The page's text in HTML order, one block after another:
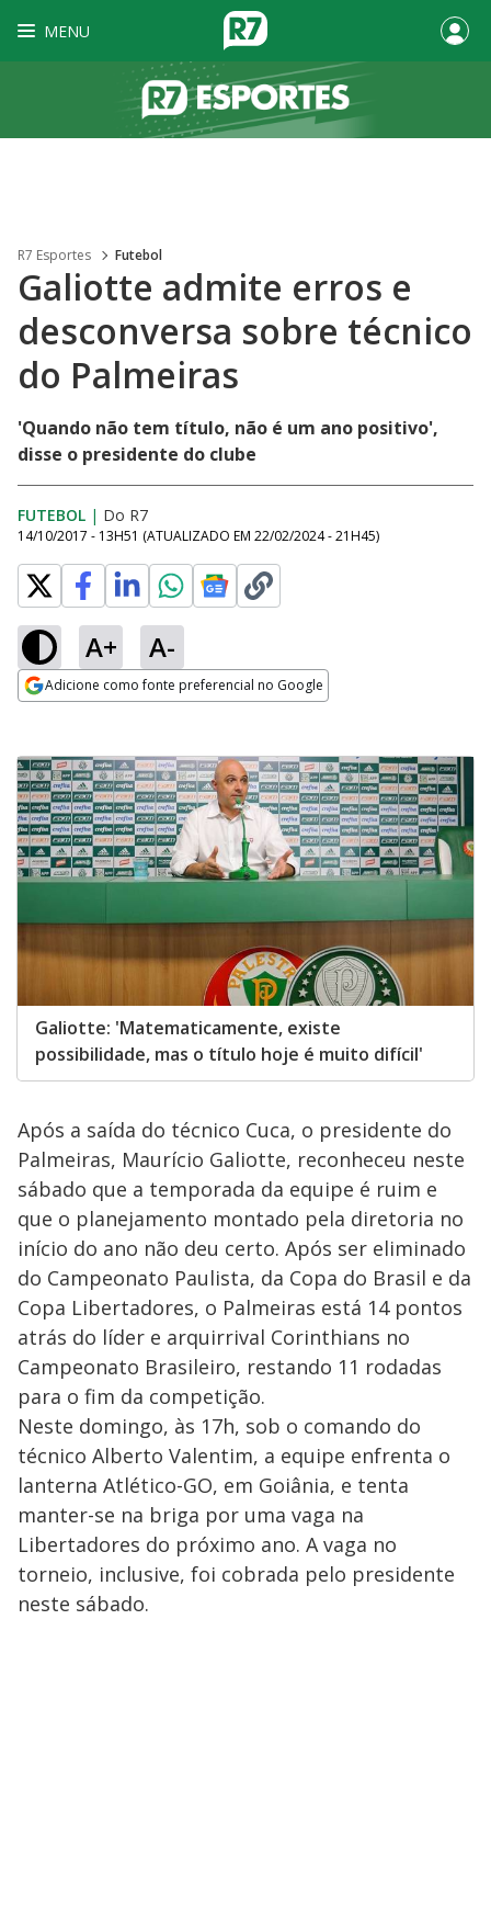
MENU
R7 Esportes Futebol
Galiotte admite erros e
desconversa sobre técnico
do Palmeiras
'Quando não tem título, não é um ano positivo',
disse o presidente do clube
FUTEBOL | Do R7
14/10/2017 - 13H51 (ATUALIZADO EM 22/02/2024 - 21H45)
A+ A-
Adicione como fonte preferencial no Google
Galiotte: 'Matematicamente, existe
possibilidade, mas o título hoje é muito difícil'
Após a saída do técnico Cuca, o presidente do
Palmeiras, Maurício Galiotte, reconheceu neste
sábado que a temporada da equipe é ruim e
que o planejamento montado pela diretoria no
início do ano não deu certo. Após ser eliminado
do Campeonato Paulista, da Copa do Brasil e da
Copa Libertadores, o Palmeiras está 14 pontos
atrás do líder e arquirrival Corinthians no
Campeonato Brasileiro, restando 11 rodadas
para o fim da competição.
Neste domingo, às 17h, sob o comando do
técnico Alberto Valentim, a equipe enfrenta o
lanterna Atlético-GO, em Goiânia, e tenta
manter-se na briga por uma vaga na
Libertadores do próximo ano. A vaga no
torneio, inclusive, foi cobrada pelo presidente
neste sábado.